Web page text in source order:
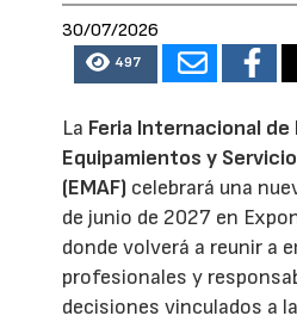
30/07/2026
497
La Feria Internacional de
Equipamientos y
(EMAF) celebrará una
de junio de 2027 en
donde volverá a reunir a
profesionales y
decisiones vinculados a